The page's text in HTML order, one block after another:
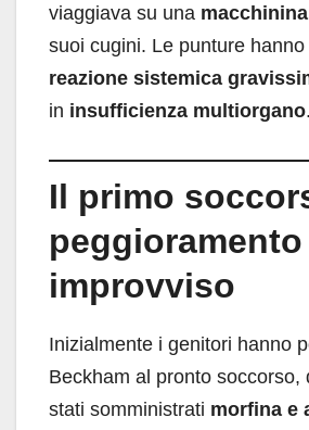
viaggiava su una
suoi cugini. Le punture
reazione sistemica
in insufficienza multiorgano.
Il primo
peggioramento
improvviso
Inizialmente i genitori hanno
Beckham al pronto soccorso,
stati somministrati morfina e